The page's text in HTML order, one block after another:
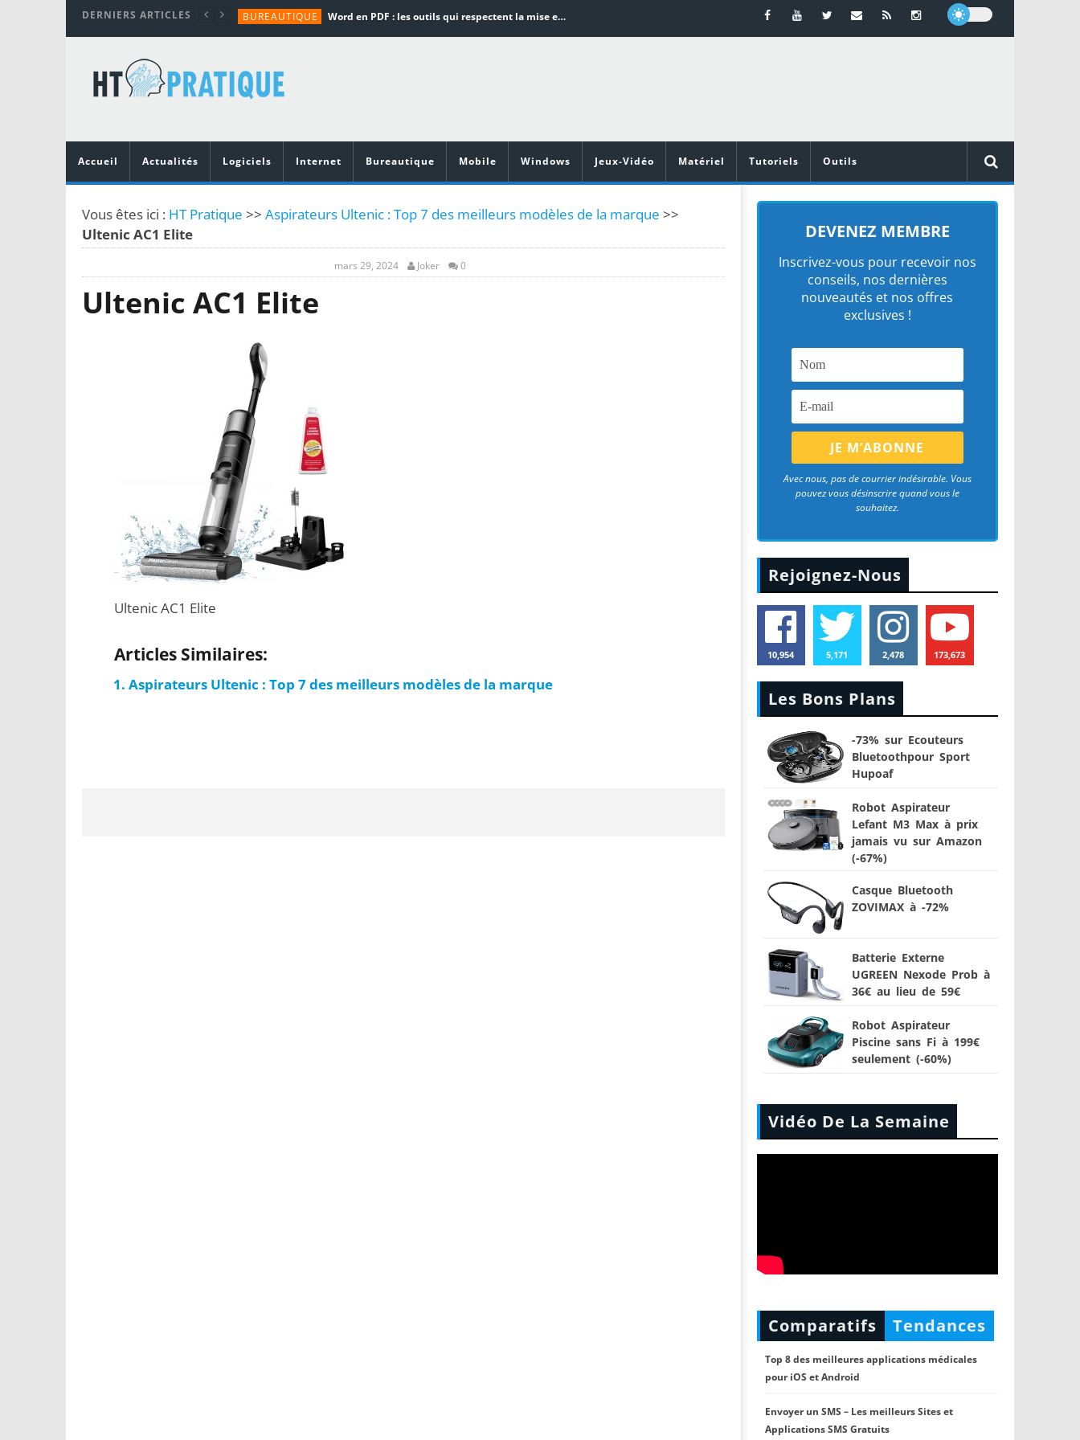
DERNIERS ARTICLES BUREAUTIQUE Word en PDF : les outils qui respectent la mise en page
TUTORIALS
MATÉRIEL
Vidéoprojecteurs Asus : Top 6 des meilleurs modèles de la marque
Accueil
Actualités Logiciels Internet Bureautique Mobile Windows Jeux-Vidéo Matériel Tutoriels Outils
Vous êtes ici : HT Pratique >> Aspirateurs Ultenic : Top 7 des meilleurs modèles de la marque >>
Ultenic AC1 Elite
mars 29, 2024 Joker 0
Ultenic AC1 Elite
Ultenic AC1 Elite
Articles Similaires:
Aspirateurs Ultenic : Top 7 des meilleurs modèles de la marque
DEVENEZ MEMBRE
Inscrivez-vous pour recevoir nos
conseils, nos dernières
nouveautés et nos offres
exclusives !
Avec nous, pas de courrier indésirable. Vous
pouvez vous désinscrire quand vous le
souhaitez.
Rejoignez-Nous
10,954 5,171 2,478 173,673
Les Bons Plans
-73% sur Ecouteurs
Bluetoothpour Sport
Hupoaf
Robot Aspirateur
Lefant M3 Max à prix
jamais vu sur Amazon
(-67%)
Casque Bluetooth
ZOVIMAX à -72%
Batterie Externe
UGREEN Nexode Prob à
36€ au lieu de 59€
Robot Aspirateur
Piscine sans Fi à 199€
seulement (-60%)
Vidéo De La Semaine
Comparatifs Tendances
Top 8 des meilleures applications médicales
pour iOS et Android
Envoyer un SMS – Les meilleurs Sites et
Applications SMS Gratuits